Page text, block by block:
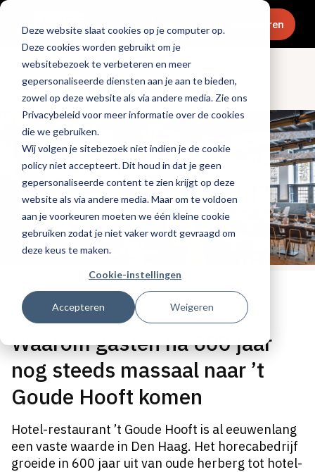
Deze website slaat cookies op je computer op.
Deze cookies worden gebruikt om je
websitebezoek te verbeteren en meer
gepersonaliseerde diensten aan je aan te bieden,
zowel op deze website als via andere media. Zie ons
Privacybeleid voor meer informatie over de cookies
die we gebruiken.
Wij volgen je sitebezoek niet indien je de cookie
policy niet accepteert. Dit houd in dat je geen
gepersonaliseerde content te zien krijgt op deze
website als via andere media. Maar om te voldoen
aan je voorkeuren moeten we één kleine cookie
gebruiken zodat je niet vaker wordt gevraagd om
deze keus te maken.
Cookie-instellingen
Accepteren Weigeren
Menu Abonneren
Ondernemen
Tags:ondernemersverhaal
Gepubliceerd op: 11 juni 2025
Waarom gasten na 600 jaar
nog steeds massaal naar ’t
Goude Hooft komen
Hotel-restaurant ’t Goude Hooft is al eeuwenlang
een vaste waarde in Den Haag. Het horecabedrijf
groeide in 600 jaar uit van oude herberg tot hotel-